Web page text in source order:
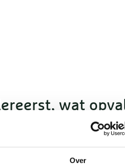
Over
wat
echt leuke,
die afkleedt of met een